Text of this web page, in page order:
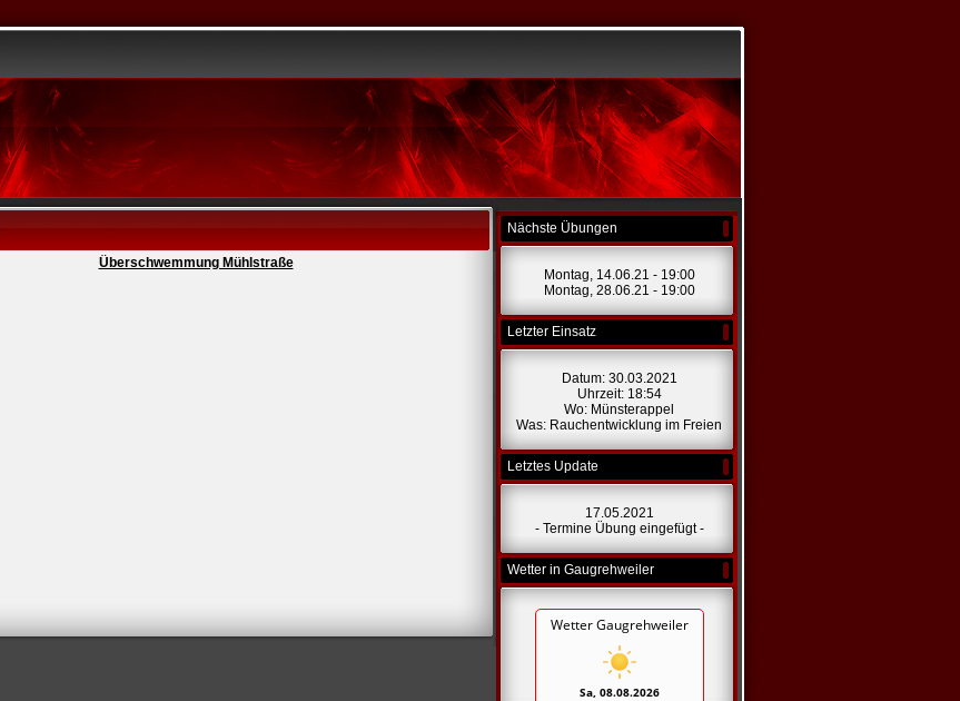
Überschwemmung Mühlstraße
Nächste Übungen
Montag, 14.06.21 - 19:00
Montag, 28.06.21 - 19:00
Letzter Einsatz
Datum: 30.03.2021
Uhrzeit: 18:54
Wo: Münsterappel
Was: Rauchentwicklung im Freien
Letztes Update
17.05.2021
- Termine Übung eingefügt -
Wetter in Gaugrehweiler
Wetter Gaugrehweiler
Sa, 08.08.2026